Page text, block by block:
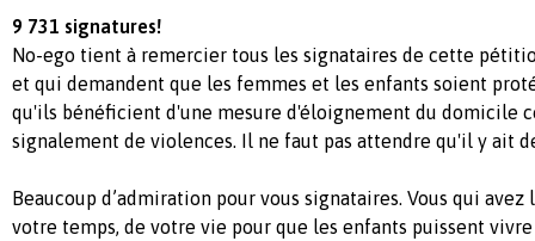
9 731 signatures!
No-ego tient à remercier tous les signataires de cette
et qui demandent que les femmes et les enfants soient
qu'ils bénéficient d'une mesure d'éloignement du domicile
signalement de violences. Il ne faut pas attendre qu'il y ait
Beaucoup d’admiration pour vous signataires. Vous qui
votre temps, de votre vie pour que les enfants puissent